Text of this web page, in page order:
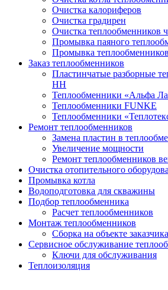
Очистка калориферов
Очистка градирен
Очистка теплообменников
Промывка паяного
Промывка
Заказ теплообменников
Пластинчатые разборные
НН
Теплообменники «Альфа
Теплообменники FUNKE
Теплообменники
Ремонт теплообменников
Замена пластин в
Увеличение мощности
Ремонт теплообменников
Очистка отопительного
Промывка котла
Водоподготовка для скважины
Подбор теплообменника
Расчет теплообменников
Монтаж теплообменников
Сборка на объекте заказчика
Сервисное обслуживание
Ключи для обслуживания
Теплоизоляция